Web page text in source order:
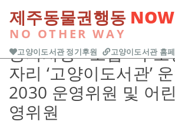
제주동물권행동 NOW
NO OTHER WAY
고양이도서관 정기후원 고양이도서관 홈
Previous
공지사항<모집> 구조
자리 ‘고양이도서관’
2030 운영위원 및 어
영위원